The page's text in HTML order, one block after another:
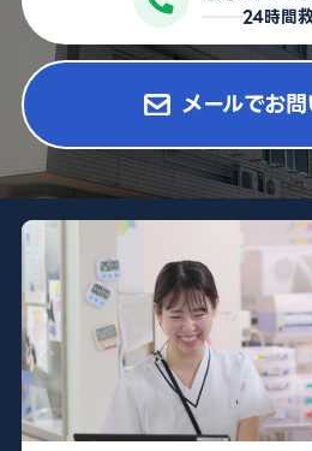
052-212-8981
※診療科によって曜日や時間が異なる場
24時間
メールでお